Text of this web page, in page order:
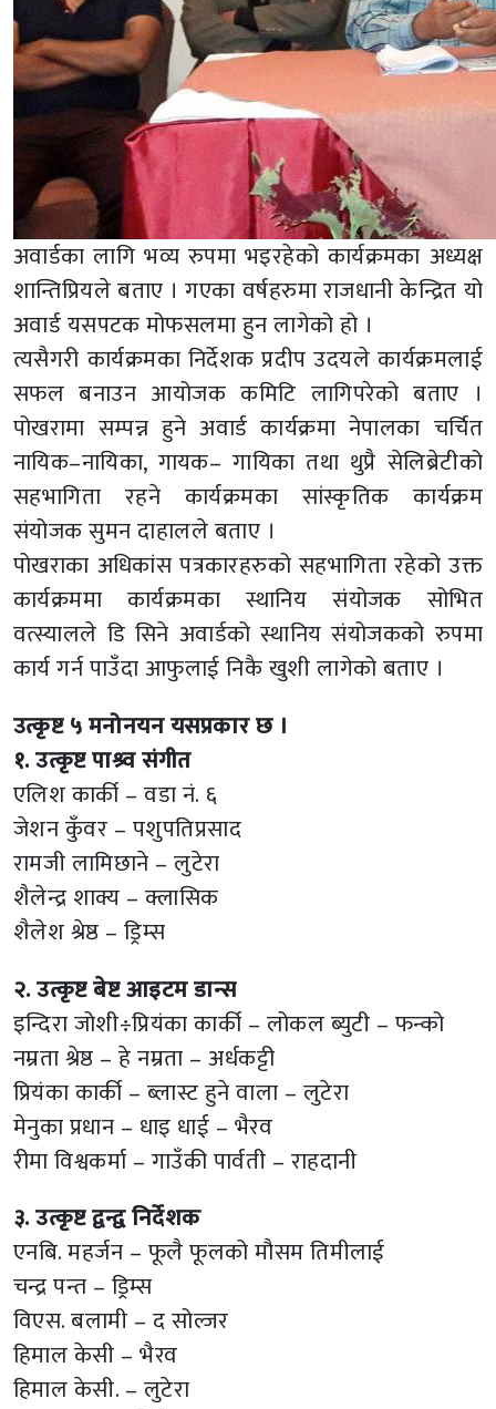
अवार्डका लागि भव्य रुपमा भइरहेको कार्यक्रमका अध्यक्ष
शान्तिप्रियले बताए । गएका वर्षहरुमा राजधानी केन्द्रित यो
अवार्ड यसपटक मोफसलमा हुन लागेको हो ।
त्यसैगरी कार्यक्रमका निर्देशक प्रदीप उदयले कार्यक्रमलाई
सफल बनाउन आयोजक कमिटि लागिपरेको बताए ।
पोखरामा सम्पन्न हुने अवार्ड कार्यक्रमा नेपालका चर्चित
नायिक–नायिका, गायक– गायिका तथा थुप्रै सेलिब्रेटीको
सहभागिता रहने कार्यक्रमका सांस्कृतिक कार्यक्रम
संयोजक सुमन दाहालले बताए ।
पोखराका अधिकांस पत्रकारहरुको सहभागिता रहेको उक्त
कार्यक्रममा कार्यक्रमका स्थानिय संयोजक सोभित
वत्स्यालले डि सिने अवार्डको स्थानिय संयोजकको रुपमा
कार्य गर्न पाउँदा आफुलाई निकै खुशी लागेको बताए ।
उत्कृष्ट ५ मनोनयन यसप्रकार छ ।
१. उत्कृष्ट पाश्र्व संगीत
एलिश कार्की – वडा नं. ६
जेशन कुँवर – पशुपतिप्रसाद
रामजी लामिछाने – लुटेरा
शैलेन्द्र शाक्य – क्लासिक
शैलेश श्रेष्ठ – ड्रिम्स
२. उत्कृष्ट बेष्ट आइटम डान्स
इन्दिरा जोशी÷प्रियंका कार्की – लोकल ब्युटी – फन्को
नम्रता श्रेष्ठ – हे नम्रता – अर्धकट्टी
प्रियंका कार्की – ब्लास्ट हुने वाला – लुटेरा
मेनुका प्रधान – धाइ धाई – भैरव
रीमा विश्वकर्मा – गाउँकी पार्वती – राहदानी
३. उत्कृष्ट द्वन्द्व निर्देशक
एनबि. महर्जन – फूलै फूलको मौसम तिमीलाई
चन्द्र पन्त – ड्रिम्स
विएस. बलामी – द सोल्जर
हिमाल केसी – भैरव
हिमाल केसी. – लुटेरा